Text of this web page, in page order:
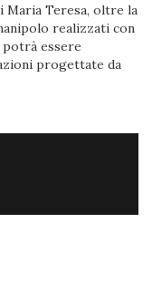
Maria Teresa, oltre la
realizzati con
essere
progettate da